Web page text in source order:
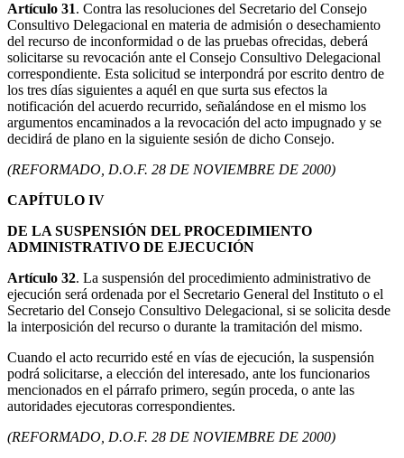
Artículo 31. Contra las resoluciones del Secretario del Consejo
Consultivo Delegacional en materia de admisión o desechamiento
del recurso de inconformidad o de las pruebas ofrecidas, deberá
solicitarse su revocación ante el Consejo Consultivo Delegacional
correspondiente. Esta solicitud se interpondrá por escrito dentro de
los tres días siguientes a aquél en que surta sus efectos la
notificación del acuerdo recurrido, señalándose en el mismo los
argumentos encaminados a la revocación del acto impugnado y se
decidirá de plano en la siguiente sesión de dicho Consejo.
(REFORMADO, D.O.F. 28 DE NOVIEMBRE DE 2000)
CAPÍTULO IV
DE LA SUSPENSIÓN DEL PROCEDIMIENTO
ADMINISTRATIVO DE EJECUCIÓN
Artículo 32. La suspensión del procedimiento administrativo de
ejecución será ordenada por el Secretario General del Instituto o el
Secretario del Consejo Consultivo Delegacional, si se solicita desde
la interposición del recurso o durante la tramitación del mismo.
Cuando el acto recurrido esté en vías de ejecución, la suspensión
podrá solicitarse, a elección del interesado, ante los funcionarios
mencionados en el párrafo primero, según proceda, o ante las
autoridades ejecutoras correspondientes.
(REFORMADO, D.O.F. 28 DE NOVIEMBRE DE 2000)